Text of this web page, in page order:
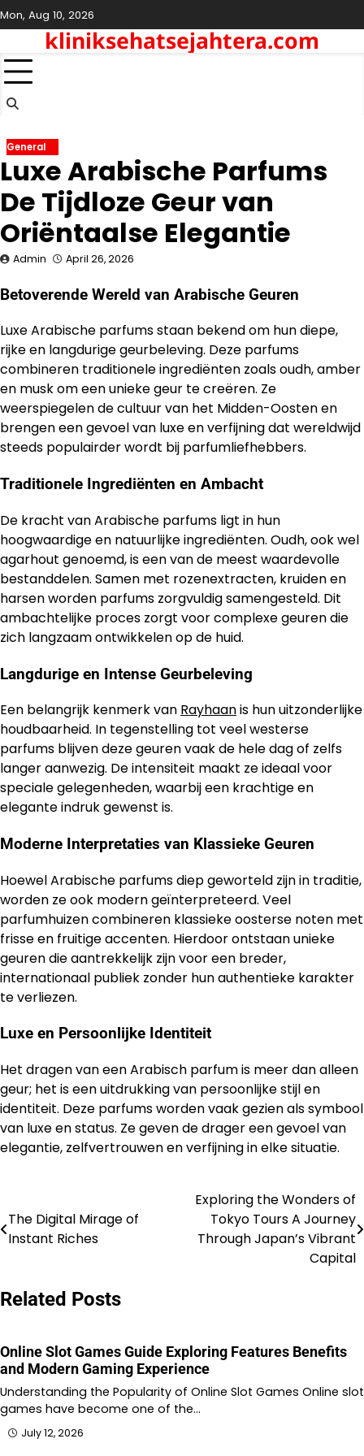
Skip
to
content
Mon, Aug 10, 2026
kliniksehatsejahtera.com
General
Luxe Arabische Parfums
De Tijdloze Geur van
Oriëntaalse Elegantie
Admin April 26, 2026
Betoverende Wereld van Arabische Geuren
Luxe Arabische parfums staan bekend om hun diepe,
rijke en langdurige geurbeleving. Deze parfums
combineren traditionele ingrediënten zoals oudh, amber
en musk om een unieke geur te creëren. Ze
weerspiegelen de cultuur van het Midden-Oosten en
brengen een gevoel van luxe en verfijning dat wereldwijd
steeds populairder wordt bij parfumliefhebbers.
Traditionele Ingrediënten en Ambacht
De kracht van Arabische parfums ligt in hun
hoogwaardige en natuurlijke ingrediënten. Oudh, ook wel
agarhout genoemd, is een van de meest waardevolle
bestanddelen. Samen met rozenextracten, kruiden en
harsen worden parfums zorgvuldig samengesteld. Dit
ambachtelijke proces zorgt voor complexe geuren die
zich langzaam ontwikkelen op de huid.
Langdurige en Intense Geurbeleving
Een belangrijk kenmerk van Rayhaanis hun uitzonderlijke
houdbaarheid. In tegenstelling tot veel westerse
parfums blijven deze geuren vaak de hele dag of zelfs
langer aanwezig. De intensiteit maakt ze ideaal voor
speciale gelegenheden, waarbij een krachtige en
elegante indruk gewenst is.
Moderne Interpretaties van Klassieke Geuren
Hoewel Arabische parfums diep geworteld zijn in traditie,
worden ze ook modern geïnterpreteerd. Veel
parfumhuizen combineren klassieke oosterse noten met
frisse en fruitige accenten. Hierdoor ontstaan unieke
geuren die aantrekkelijk zijn voor een breder,
internationaal publiek zonder hun authentieke karakter
te verliezen.
Luxe en Persoonlijke Identiteit
Het dragen van een Arabisch parfum is meer dan alleen
geur; het is een uitdrukking van persoonlijke stijl en
identiteit. Deze parfums worden vaak gezien als symbool
van luxe en status. Ze geven de drager een gevoel van
elegantie, zelfvertrouwen en verfijning in elke situatie.
navigation
The Digital Mirage of
Instant Riches
Exploring the Wonders of
Tokyo Tours A Journey
Through Japan’s Vibrant
Capital
Related Posts
Online Slot Games Guide Exploring Features Benefits
and Modern Gaming Experience
Understanding the Popularity of Online Slot Games Online slot
games have become one of the…
July 12, 2026